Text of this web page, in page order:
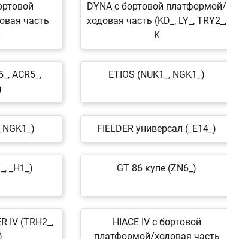
часть
DYNA c бортовой платформой/
ходовая часть (KD_, LY_, TRY2_,
K
ACR5_,
ETIOS (NUK1_, NGK1_)
FIELDER универсал (_E14_)
_H1_) GT 86 купе (ZN6_)
IV (TRH2_,
HIACE IV c бортовой
платформой/ходовая часть